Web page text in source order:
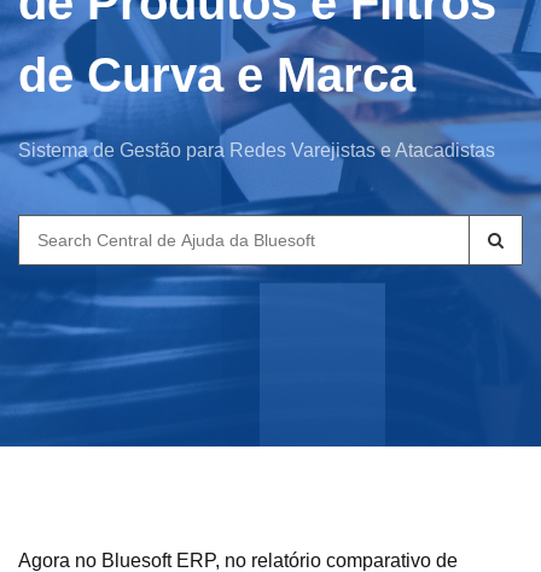
de Curva e Marca
Sistema de Gestão para Redes Varejistas e Atacadistas
Search
for:
Agora no Bluesoft ERP, no relatório comparativo de